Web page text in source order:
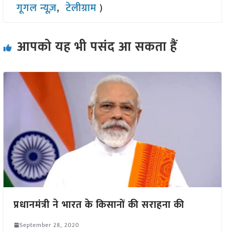
गूगल न्यूज़,टेलीग्राम )
आपको यह भी पसंद आ सकता हैं
प्रधानमंत्री ने भारत के किसानों की सराहना की
September 28, 2020